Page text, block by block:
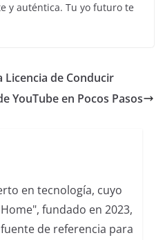
y auténtica. Tu yo futuro te
Licencia de Conducir
YouTube en Pocos Pasos
en tecnología, cuyo
fundado en 2023,
de referencia para